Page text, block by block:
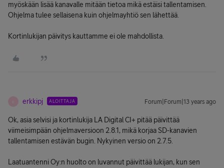
myöskään lisää kanavalle mitään tietoa mikä estäisi tallentamisen.
Ohjelma tulee sellaisena kuin ohjelmayhtiö sen lähettää.
Kortinlukijan päivitys kauttamme ei ole mahdollista.
erkkipj ALOITTAJA Forum|Forum|13 years ago
Ok, asia selvisi ja kortinlukija LA Digital CI+ pitää päivittää
viimeisimpään ohjelmaversioon 2.8.1, mikä korjaa SD-kanavien
tallentamisen estävän bugin. Nykyinen versio on 2.7.5.
Laatuantenni Oy:n huolto on luvannut päivittää lukijan, kun sen